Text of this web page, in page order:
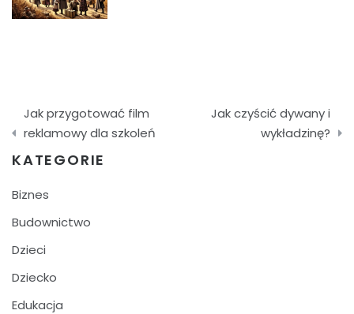
Nawigacja
wpisu
Jak przygotować film
reklamowy dla szkoleń
Jak czyścić dywany i
wykładzinę?
KATEGORIE
Biznes
Budownictwo
Dzieci
Dziecko
Edukacja